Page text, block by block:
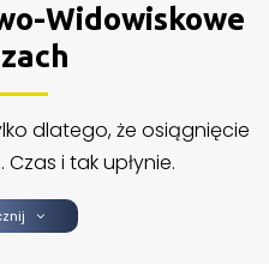
Widowiskowe
dlatego, że osiągnięcie
i tak upłynie.